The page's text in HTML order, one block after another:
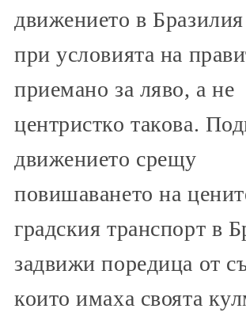
движението в Бразилия
при условията на
приемано за ляво, а не
центристко такова.
движението срещу
повишаването на
градския транспорт в
задвижи поредица от
които имаха своята